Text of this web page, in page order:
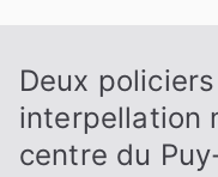
Deux
interpellation
centre du